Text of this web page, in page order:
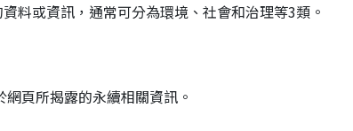
料或資訊，通常可分為環境、社會和治理等3類。
頁所揭露的永續相關資訊。